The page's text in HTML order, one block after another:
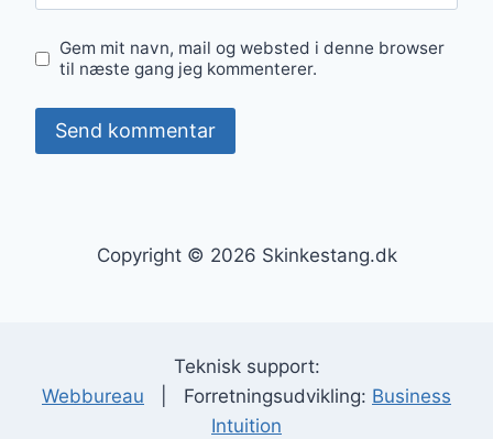
Gem mit navn, mail og websted i denne browser
til næste gang jeg kommenterer.
Copyright © 2026 Skinkestang.dk
Teknisk support:
Webbureau | Forretningsudvikling: Business
Intuition